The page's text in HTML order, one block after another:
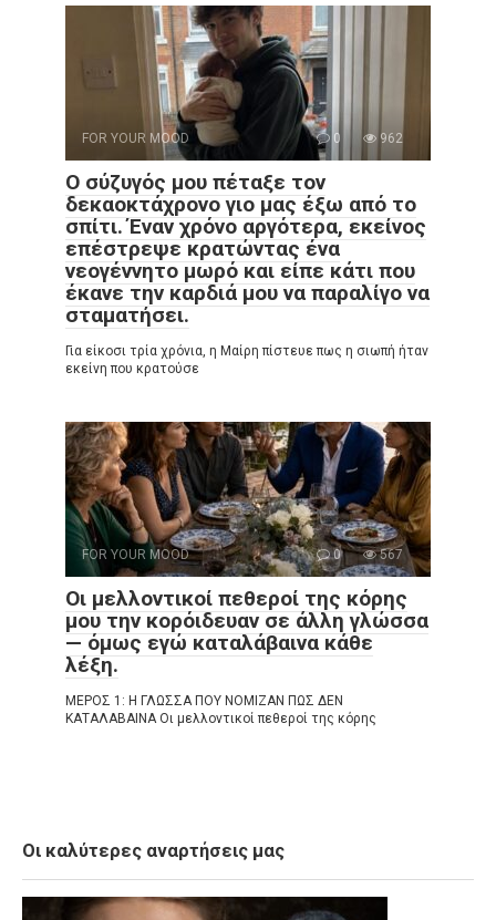
FOR YOUR MOOD 0 962
Ο σύζυγός μου πέταξε τον
δεκαοκτάχρονο γιο μας έξω από το
σπίτι. Έναν χρόνο αργότερα, εκείνος
επέστρεψε κρατώντας ένα
νεογέννητο μωρό και είπε κάτι που
έκανε την καρδιά μου να παραλίγο να
σταματήσει.
Για είκοσι τρία χρόνια, η Μαίρη πίστευε πως η σιωπή ήταν
εκείνη που κρατούσε
FOR YOUR MOOD 0 567
Οι μελλοντικοί πεθεροί της κόρης
μου την κορόιδευαν σε άλλη γλώσσα
— όμως εγώ καταλάβαινα κάθε
λέξη.
ΜΕΡΟΣ 1: Η ΓΛΩΣΣΑ ΠΟΥ ΝΟΜΙΖΑΝ ΠΩΣ ΔΕΝ
ΚΑΤΑΛΑΒΑΙΝΑ Οι μελλοντικοί πεθεροί της κόρης
Οι καλύτερες αναρτήσεις μας